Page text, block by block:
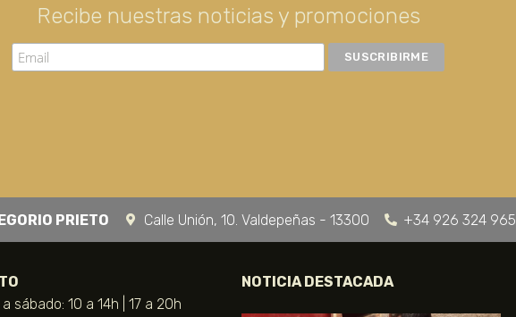
Recibe nuestras noticias y promociones
PRIETO Calle Unión, 10. Valdepeñas - 13300 +34 926 324 965
sábado: 10 a 14h | 17 a 20h
NOTICIA DESTACADA